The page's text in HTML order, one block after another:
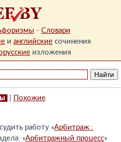
- Словари
и английские сочинения
изложения
Похожие
работу «Арбитраж :
«Арбитражный процесс»